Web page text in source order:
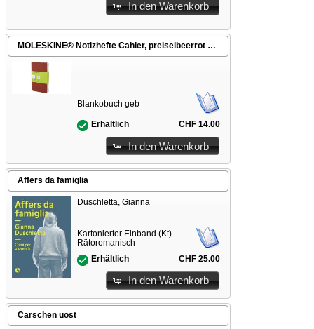
In den Warenkorb
MOLESKINE® Notizhefte Cahier, preiselbeerrot blanko
Blankobuch geb
Erhältlich CHF 14.00
In den Warenkorb
Affers da famiglia
Duschletta, Gianna
Kartonierter Einband (Kt)
Rätoromanisch
Erhältlich
CHF 25.00
In den Warenkorb
Carschen uost